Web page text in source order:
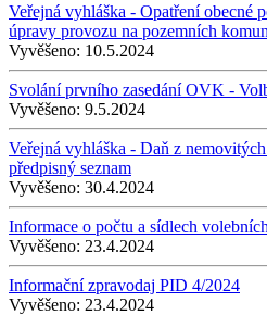
Veřejná vyhláška - Opatření obecné
úpravy provozu na pozemních
Vyvěšeno: 10.5.2024
Svolání prvního zasedání OVK -
Vyvěšeno: 9.5.2024
Veřejná vyhláška - Daň z
předpisný seznam
Vyvěšeno: 30.4.2024
Informace o počtu a sídlech
Vyvěšeno: 23.4.2024
Informační zpravodaj PID 4/2024
Vyvěšeno: 23.4.2024